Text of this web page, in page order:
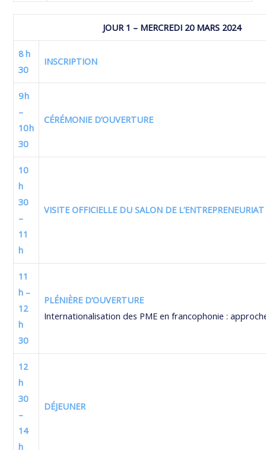
JOUR 1 – MERCREDI 20 MARS 2024
8 h
30
INSCRIPTION
9 h
–
10 h
30
CÉRÉMONIE D’OUVERTURE
10
h
30
–
11
h
VISITE OFFICIELLE DU SALON DE L’ENTREPRENEURIAT
11
h –
12
h
30
PLÉNIÈRE D’OUVERTURE
Internationalisation des PME en francophonie :
12
h
30
–
14
h
DÉJEUNER